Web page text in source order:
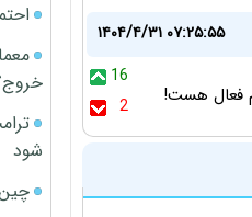
۱۴۰۴/۴/۳۱ ۰۷:۲۵:۵۵
16
2
فعال هست!
شود